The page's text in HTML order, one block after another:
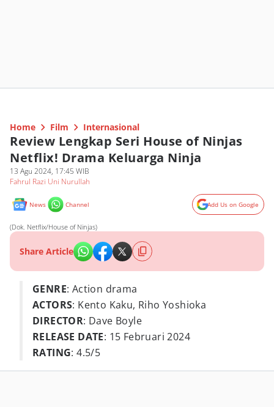
Home Film Internasional
Review Lengkap Seri House of Ninjas
Netflix! Drama Keluarga Ninja
13 Agu 2024, 17:45 WIB
Fahrul Razi Uni Nurullah
News Channel Add Us on Google
(Dok. Netflix/House of Ninjas)
Share Article
GENRE: Action drama
ACTORS: Kento Kaku, Riho Yoshioka
DIRECTOR: Dave Boyle
RELEASE DATE: 15 Februari 2024
RATING: 4.5/5